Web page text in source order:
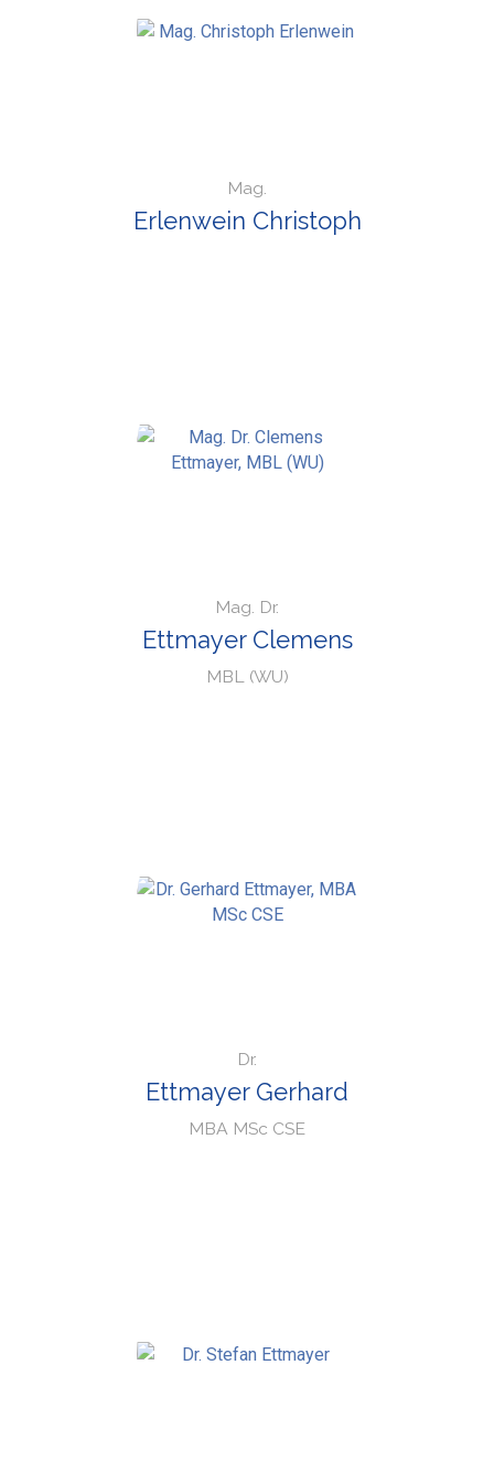
Mag.
Erlenwein Christoph
Mag. Dr.
Ettmayer Clemens
MBL (WU)
Dr.
Ettmayer Gerhard
MBA MSc CSE